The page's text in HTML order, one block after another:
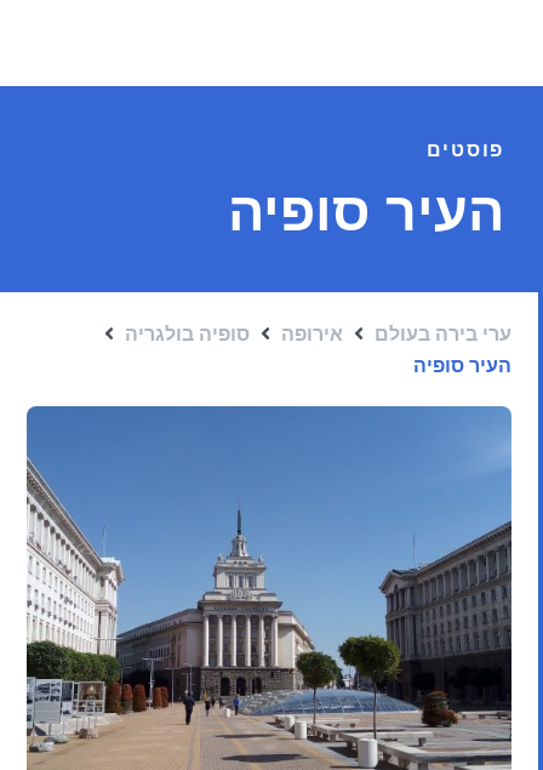
פוסטים
העיר סופיה
ערי בירה בעולם אירופה
סופיה בולגריה
העיר סופיה